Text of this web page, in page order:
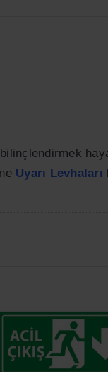
Uyarı Levhaları